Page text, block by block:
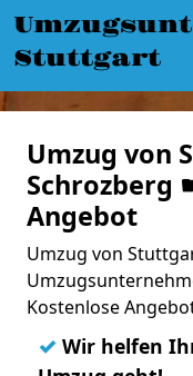
Stuttgart
Umzug von
Schrozberg
Angebot
Umzug von
Kostenlose
✓ Wir helfen